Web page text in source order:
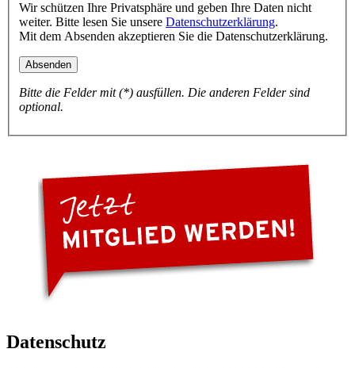
Wir schützen Ihre Privatsphäre und geben Ihre Daten nicht
weiter. Bitte lesen Sie unsere Datenschutzerklärung.
Mit dem Absenden akzeptieren Sie die Datenschutzerklärung.
Bitte die Felder mit (*) ausfüllen. Die anderen Felder sind
optional.
Datenschutz